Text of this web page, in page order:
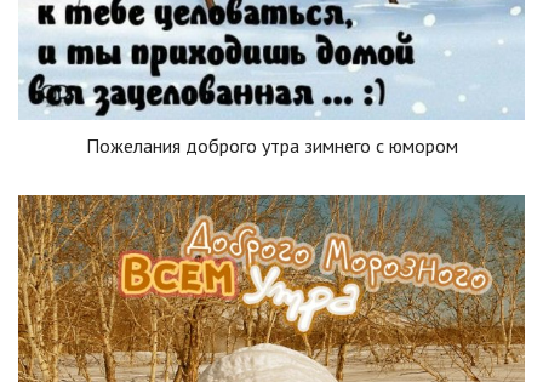
Пожелания доброго утра зимнего с юмором